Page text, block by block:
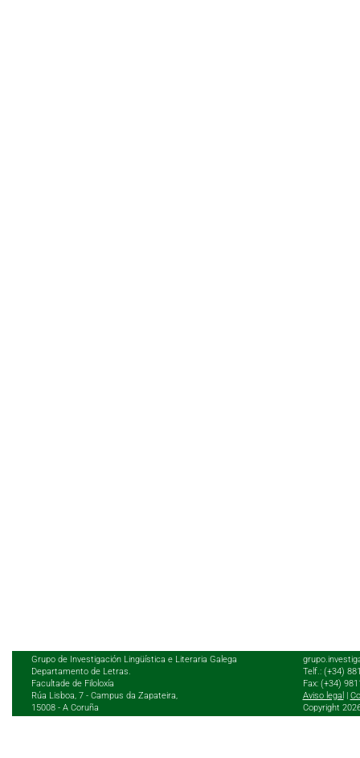
Grupo de Investigación Lingüística e Literaria Galega
Departamento de Letras.
Facultade de Filoloxía
Rúa Lisboa, 7 - Campus da Zapateira,
15008 - A Coruña
Telf.: (+34)
Fax: (+34)
Aviso legal
Copyright